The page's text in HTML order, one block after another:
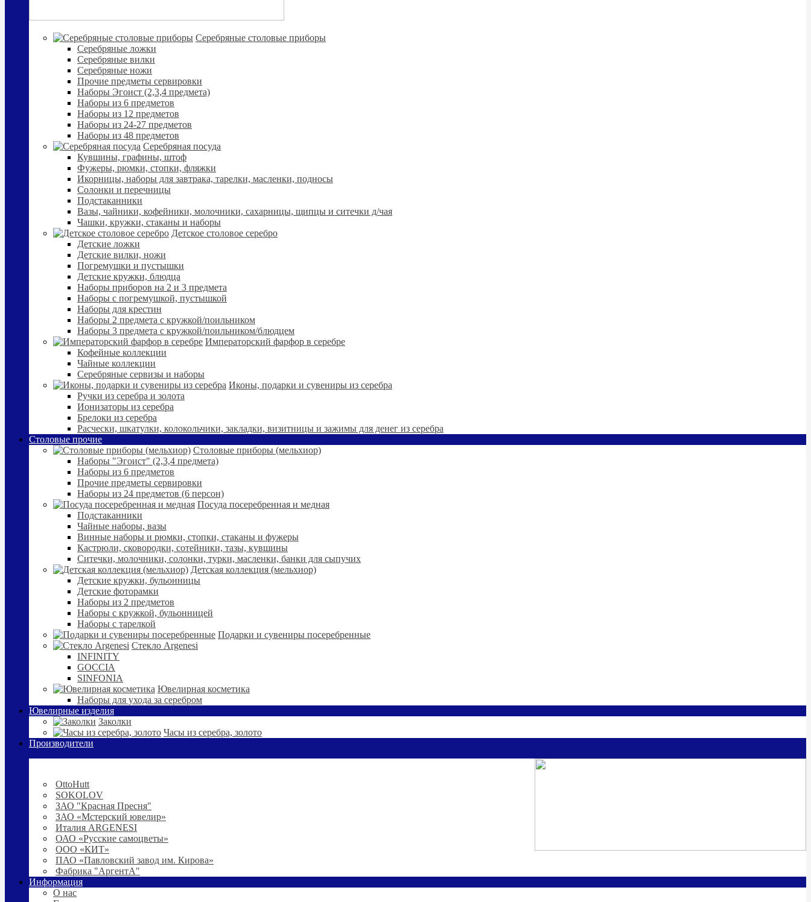
Cеребряные столовые приборы
Серебряные ложки
Серебряные вилки
Серебряные ножи
Прочие предметы сервировки
Наборы Эгоист (2,3,4 предмета)
Наборы из 6 предметов
Наборы из 12 предметов
Наборы из 24-27 предметов
Наборы из 48 предметов
Серебряная посуда
Кувшины, графины, штоф
Фужеры, рюмки, стопки, фляжки
Икорницы, наборы для завтрака, тарелки, масленки, подносы
Солонки и перечницы
Подстаканники
Вазы, чайники, кофейники, молочники, сахарницы, щипцы и ситечки д/чая
Чашки, кружки, стаканы и наборы
Детское столовое серебро
Детские ложки
Детские вилки, ножи
Погремушки и пустышки
Детские кружки, блюдца
Наборы приборов на 2 и 3 предмета
Наборы с погремушкой, пустышкой
Наборы для крестин
Наборы 2 предмета с кружкой/поильником
Наборы 3 предмета с кружкой/поильником/блюдцем
Императорский фарфор в серебре
Кофейные коллекции
Чайные коллекции
Серебряные сервизы и наборы
Иконы, подарки и сувениры из серебра
Ручки из серебра и золота
Ионизаторы из серебра
Брелоки из серебра
Расчески, шкатулки, колокольчики, закладки, визитницы и зажимы для денег из серебра
Столовые прочие
Столовые приборы (мельхиор)
Наборы "Эгоист" (2,3,4 предмета)
Наборы из 6 предметов
Прочие предметы сервировки
Наборы из 24 предметов (6 персон)
Посуда посеребренная и медная
Подстаканники
Чайные наборы, вазы
Винные наборы и рюмки, стопки, стаканы и фужеры
Кастрюли, сковородки, сотейники, тазы, кувшины
Ситечки, молочники, солонки, турки, масленки, банки для сыпучих
Детская коллекция (мельхиор)
Детские кружки, бульонницы
Детские фоторамки
Наборы из 2 предметов
Наборы с кружкой, бульонницей
Наборы с тарелкой
Подарки и сувениры посеребренные
Стекло Argenesi
INFINITY
GOCCIA
SINFONIA
Ювелирная косметика
Наборы для ухода за серебром
Ювелирные изделия
Заколки
Часы из серебра, золото
Производители
OttoHutt
SOKOLOV
ЗАО "Красная Пресня"
ЗАО «Мстерский ювелир»
Италия ARGENESI
ОАО «Русские самоцветы»
ООО «КИТ»
ПАО «Павловский завод им. Кирова»
Фабрика "АргентА"
Информация
О нас